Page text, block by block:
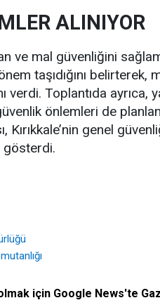
ALINIYOR
ve mal güvenliğini
taşıdığını
verdi. Toplantıda ayrıca,
önlemleri de
Kırıkkale’nin genel
gösterdi.
için Google News'te